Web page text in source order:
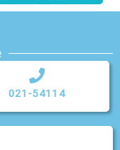
021-54114